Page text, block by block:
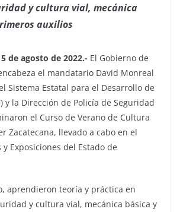
y cultura vial, mecánica
auxilios
de agosto de 2022.- El Gobierno de
el mandatario David Monreal
Sistema Estatal para el Desarrollo de
y la Dirección de Policía de Seguridad
el Curso de Verano de Cultura
Zacatecana, llevado a cabo en el
y Exposiciones del Estado de
aprendieron teoría y práctica en
y cultura vial, mecánica básica y